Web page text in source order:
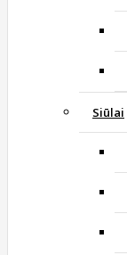
Siūlai